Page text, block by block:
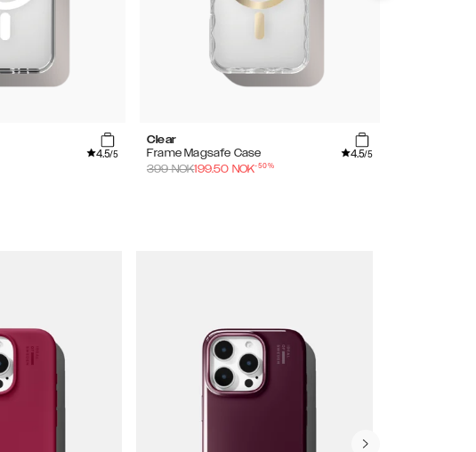
4.5/5
Clear
Frame Magsafe Case
4.5/5
399NOK199.50 NOK-50%